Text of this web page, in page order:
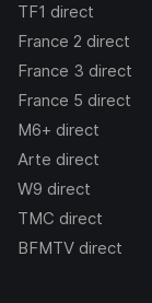
TF1 direct
France 2 direct
France 3 direct
France 5 direct
M6+ direct
Arte direct
W9 direct
TMC direct
BFMTV direct